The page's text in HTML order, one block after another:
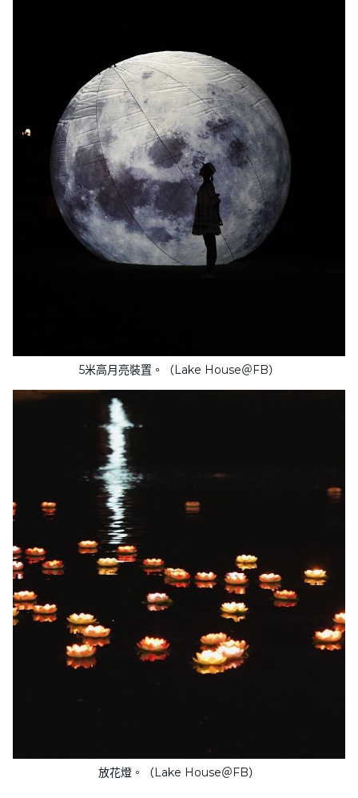
5米高月亮裝置。（Lake House＠FB）
放花燈。（Lake House＠FB）